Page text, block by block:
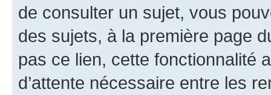
de consulter un sujet, vous
des sujets, à la première page
pas ce lien, cette fonctionnalité
d’attente nécessaire entre les